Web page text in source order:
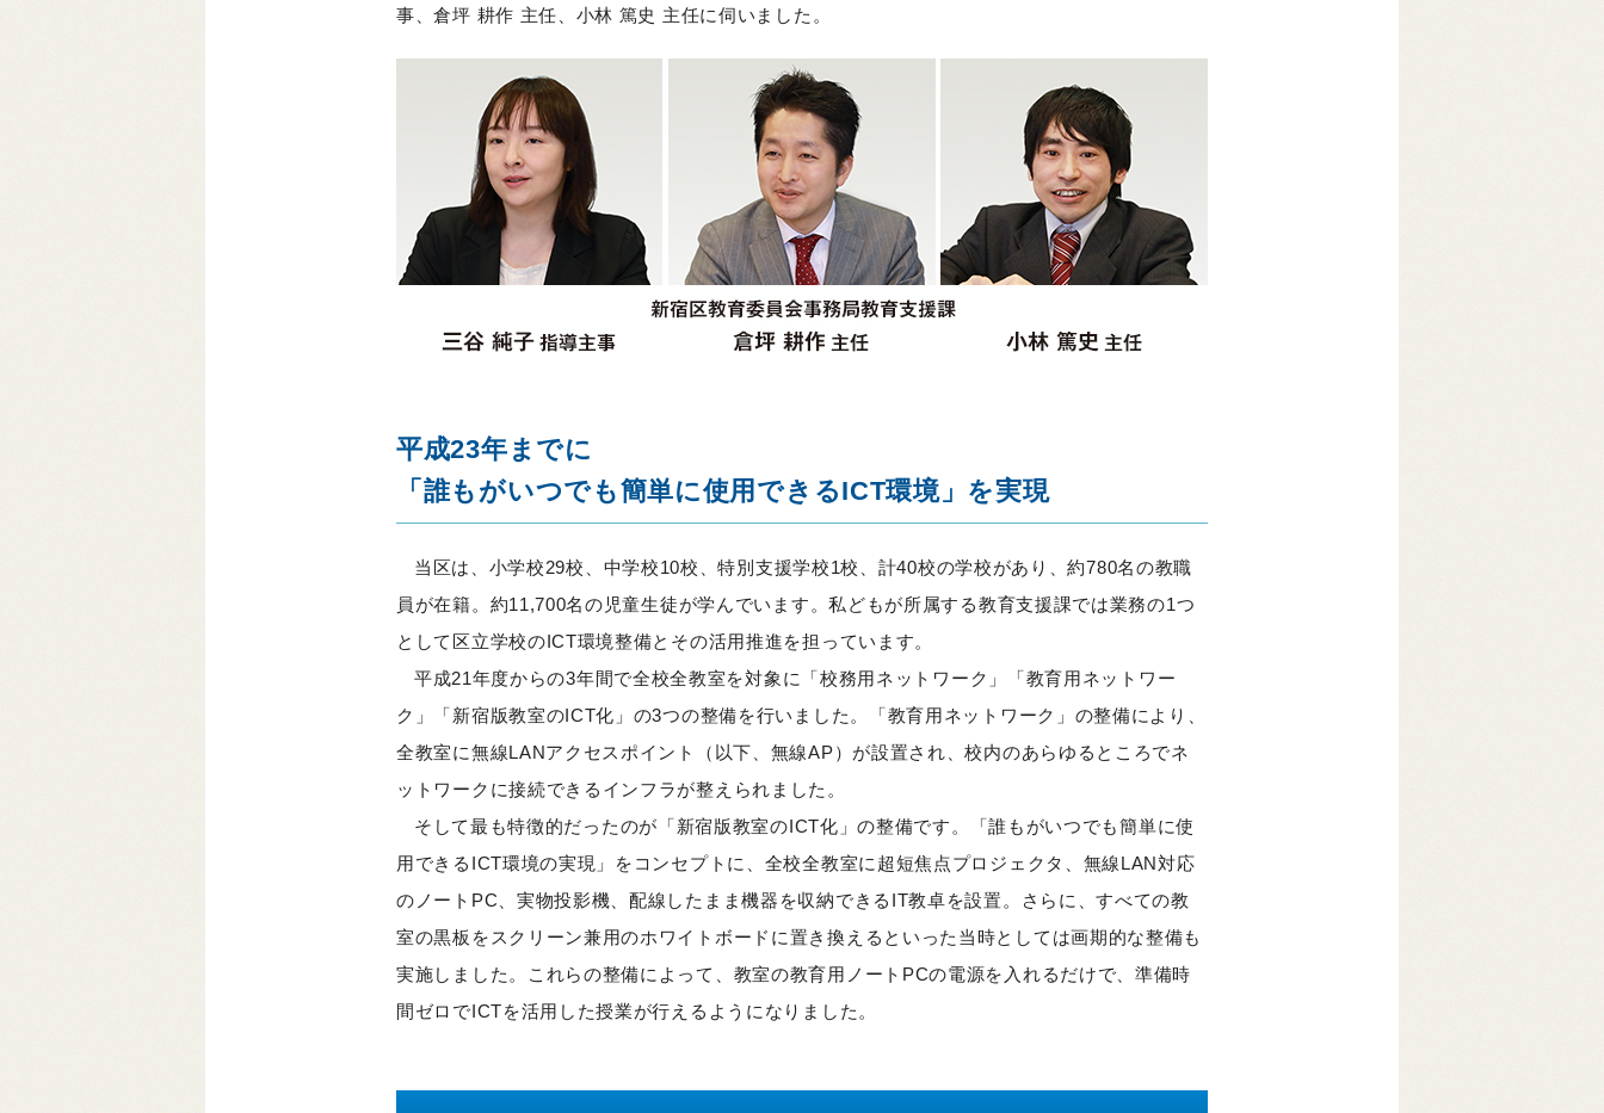
事、倉坪 耕作 主任、小林 篤史 主任に伺いました。
平成23年までに
「誰もがいつでも簡単に使用できるICT環境」を実現
当区は、小学校29校、中学校10校、特別支援学校1校、計40校の学校があり、約780名の教職
員が在籍。約11,700名の児童生徒が学んでいます。私どもが所属する教育支援課では業務の1つ
として区立学校のICT環境整備とその活用推進を担っています。
平成21年度からの3年間で全校全教室を対象に「校務用ネットワーク」「教育用ネットワー
ク」「新宿版教室のICT化」の3つの整備を行いました。「教育用ネットワーク」の整備により、
全教室に無線LANアクセスポイント（以下、無線AP）が設置され、校内のあらゆるところでネ
ットワークに接続できるインフラが整えられました。
そして最も特徴的だったのが「新宿版教室のICT化」の整備です。「誰もがいつでも簡単に使
用できるICT環境の実現」をコンセプトに、全校全教室に超短焦点プロジェクタ、無線LAN対応
のノートPC、実物投影機、配線したまま機器を収納できるIT教卓を設置。さらに、すべての教
室の黒板をスクリーン兼用のホワイトボードに置き換えるといった当時としては画期的な整備も
実施しました。これらの整備によって、教室の教育用ノートPCの電源を入れるだけで、準備時
間ゼロでICTを活用した授業が行えるようになりました。